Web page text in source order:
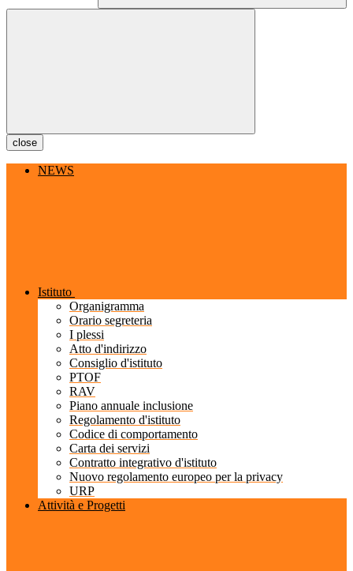
close
NEWS
Istituto
Organigramma
Orario segreteria
I plessi
Atto d'indirizzo
Consiglio d'istituto
PTOF
RAV
Piano annuale inclusione
Regolamento d'istituto
Codice di comportamento
Carta dei servizi
Contratto integrativo d'istituto
Nuovo regolamento europeo per la privacy
URP
Attività e Progetti